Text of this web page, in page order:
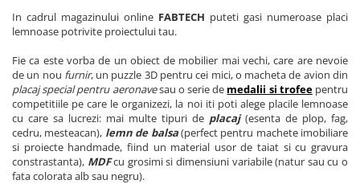
In cadrul magazinului online FABTECH puteti gasi numeroase placi
lemnoase potrivite proiectului tau.
Fie ca este vorba de un obiect de mobilier mai vechi, care are nevoie
de un nou furnir, un puzzle 3D pentru cei mici, o macheta de avion din
placaj special pentru aeronavesau o serie de medalii si trofeepentru
competitiile pe care le organizezi, la noi iti poti alege placile lemnoase
cu care sa lucrezi: mai multe tipuri de placaj(esenta de plop, fag,
cedru, mesteacan), lemn de balsa(perfect pentru machete imobiliare
si proiecte handmade, fiind un material usor de taiat si cu gravura
constrastanta), MDFcu grosimi si dimensiuni variabile (natur sau cu o
fata colorata alb sau negru).